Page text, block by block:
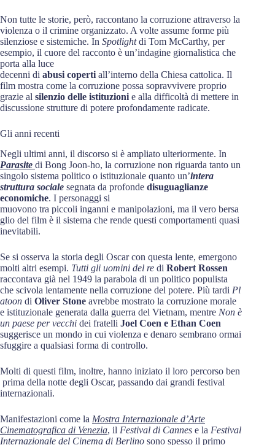
Non tutte le storie, però, raccontano la corruzione attraverso la
violenza o il crimine organizzato. A volte assume forme più
silenziose e sistemiche. In Spotlightdi Tom McCarthy, per
esempio, il cuore del racconto è un’indagine giornalistica che
porta alla luce
decenni di abusi coperti all’interno della Chiesa cattolica. Il
film mostra come la corruzione possa sopravvivere proprio
grazie al silenzio delle istituzioni e alla difficoltà di mettere in
discussione strutture di potere profondamente radicate.
Gli anni recenti
Negli ultimi anni, il discorso si è ampliato ulteriormente. In
Parasite di Bong Joon-ho, la corruzione non riguarda tanto un
singolo sistema politico o istituzionale quanto un’intera
struttura sociale segnata da profonde disuguaglianze
economiche. I personaggi si
muovono tra piccoli inganni e manipolazioni, ma il vero bersa
glio del film è il sistema che rende questi comportamenti quasi
inevitabili.
Se si osserva la storia degli Oscar con questa lente, emergono
molti altri esempi. Tutti gli uomini del re di Robert Rossen
raccontava già nel 1949 la parabola di un politico populista
che scivola lentamente nella corruzione del potere. Più tardi Pl
atoon di Oliver Stone avrebbe mostrato la corruzione morale
e istituzionale generata dalla guerra del Vietnam, mentre Non è
un paese per vecchi dei fratelli Joel Coen e Ethan Coen
suggerisce un mondo in cui violenza e denaro sembrano ormai
sfuggire a qualsiasi forma di controllo.
Molti di questi film, inoltre, hanno iniziato il loro percorso ben
prima della notte degli Oscar, passando dai grandi festival
internazionali.
Manifestazioni come la Mostra Internazionale d’Arte
Cinematografica di Venezia, il Festival di Cannes e la Festival
Internazionale del Cinema di Berlino sono spesso il primo